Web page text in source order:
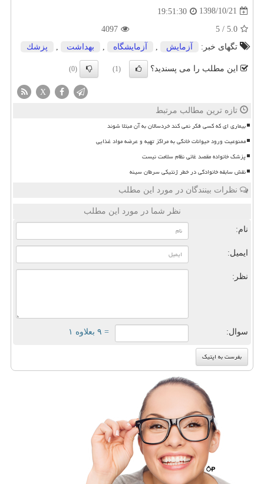
1398/10/21
19:51:30
5.0
/
5
4097
تگهای خبر:
آزمایش آزمایشگاه بهداشت پزشك
این مطلب را می پسندید؟ (1)
(0)
X
تازه ترین مطالب مرتبط
بیماری ای که کسی فکر نمی کند خردسالان به آن مبتلا شوند
ممنوعیت ورود حیوانات خانگی به مراکز تهیه و عرضه مواد غذایی
پزشک خانواده مقصد غائی نظام سلامت نیست
نقش سابقه خانوادگی در خطر ژنتیکی سرطان سینه
نظرات بینندگان در مورد این مطلب
نظر شما در مورد این مطلب
نام:
ایمیل:
نظر:
سوال: = ۹ بعلاوه ۱